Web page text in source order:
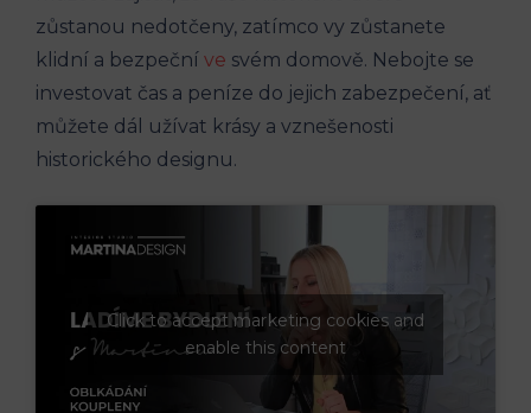
zůstanou nedotčeny, zatímco vy zůstanete
klidní a bezpeční ve svém domově. Nebojte se
investovat čas a peníze do jejich zabezpečení, ať
můžete dál užívat krásy a vznešenosti
historického designu.
Click to accept marketing cookies and
enable this content